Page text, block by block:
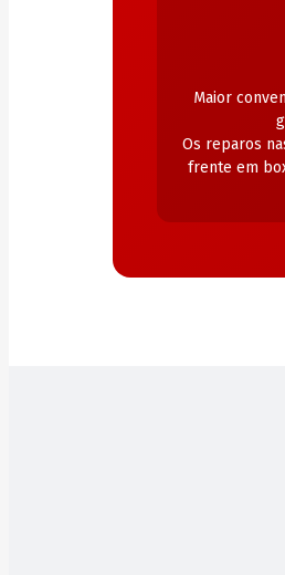
Maior
Os reparos
frente em